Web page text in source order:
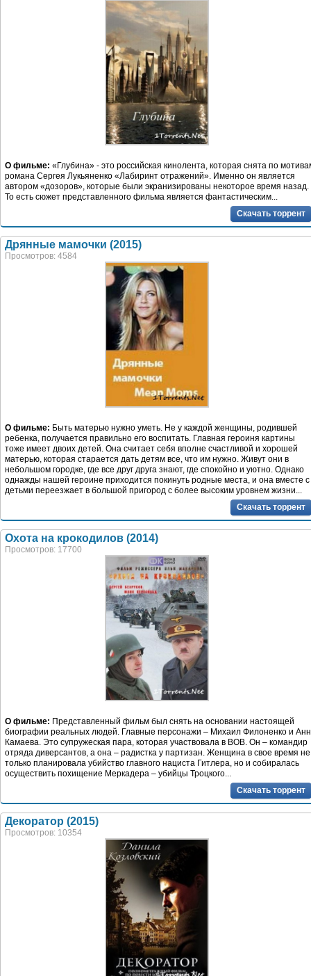
О фильме: «Глубина» - это российская кинолента, которая снята по
романа Сергея Лукьяненко «Лабиринт отражений». Именно он является
автором «дозоров», которые были экранизированы некоторое время назад.
То есть сюжет представленного фильма является фантастическим...
Скачать торрент
Дрянные мамочки (2015)
Просмотров: 4584
О фильме: Быть матерью нужно уметь. Не у каждой женщины, родившей
ребенка, получается правильно его воспитать. Главная героиня картины
тоже имеет двоих детей. Она считает себя вполне счастливой и хорошей
матерью, которая старается дать детям все, что им нужно. Живут они в
небольшом городке, где все друг друга знают, где спокойно и уютно. Однако
однажды нашей героине приходится покинуть родные места, и она вместе с
детьми переезжает в большой пригород с более высоким уровнем жизни...
Скачать торрент
Охота на крокодилов (2014)
Просмотров: 17700
О фильме: Представленный фильм был снять на основании настоящей
биографии реальных людей. Главные персонажи – Михаил Филоненко и
Камаева. Это супружеская пара, которая участвовала в ВОВ. Он – командир
отряда диверсантов, а она – радистка у партизан. Женщина в свое время не
только планировала убийство главного нациста Гитлера, но и собиралась
осуществить похищение Меркадера – убийцы Троцкого...
Скачать торрент
Декоратор (2015)
Просмотров: 10354